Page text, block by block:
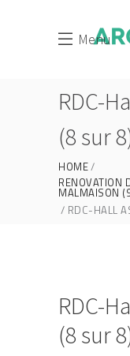
Menu
RDC-
(8 sur
HOME
RENOVATION
MALMAISON
RDC-HALL
RDC-
(8 sur